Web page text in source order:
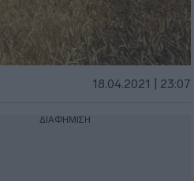
18.04.2021 | 23:07
ΔΙΑΦΗΜΙΣΗ